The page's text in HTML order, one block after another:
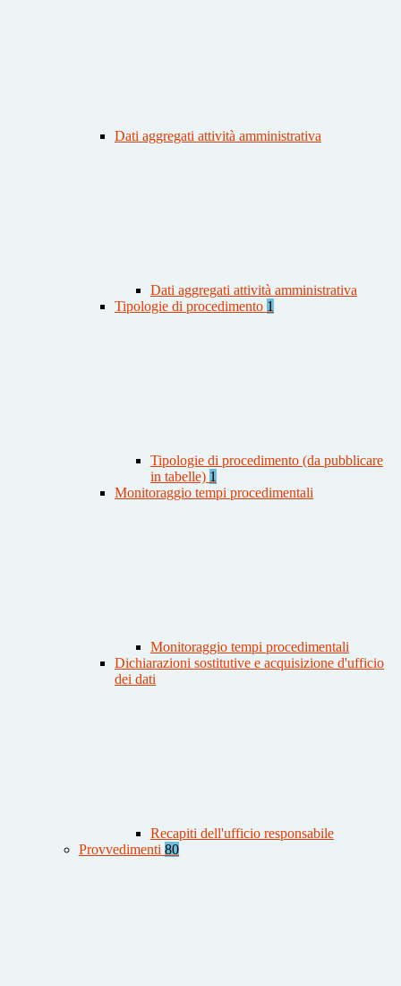
Dati aggregati attività amministrativa
Dati aggregati attività amministrativa
Tipologie di procedimento 1
Tipologie di procedimento (da pubblicare
in tabelle) 1
Monitoraggio tempi procedimentali
Monitoraggio tempi procedimentali
Dichiarazioni sostitutive e acquisizione d'ufficio
dei dati
Recapiti dell'ufficio responsabile
Provvedimenti 80